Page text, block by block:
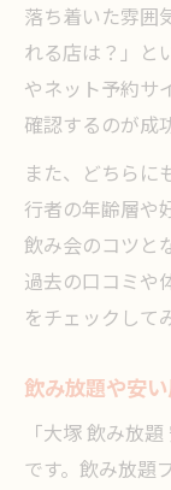
落ち着いた雰囲
れる店は？」と
やネット予約サ
確認するのが成
また、どちらに
行者の年齢層や
飲み会のコツと
過去の口コミや
をチェックして
飲み放題や安
「大塚 飲み放
です。飲み放題